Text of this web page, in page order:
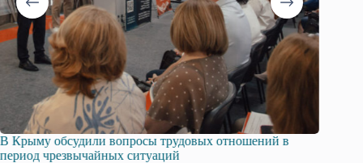
В Крыму обсудили вопросы трудовых отношений в
период чрезвычайных ситуаций